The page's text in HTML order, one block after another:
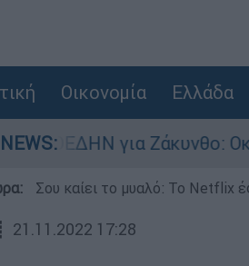
Οικονομία Ελλάδα
Ζάκυνθο: Οκτώ
Σου καίει το μυαλό: Το Netflix
21.11.2022 17:28